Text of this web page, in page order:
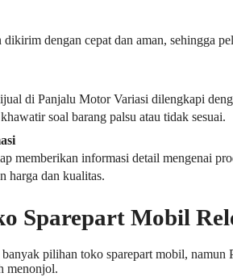
dikirim dengan cepat dan aman, sehingga
di Panjalu Motor Variasi dilengkapi
soal barang palsu atau tidak sesuai.
memberikan informasi detail mengenai
harga dan kualitas.
Sparepart Mobil
pilihan toko sparepart mobil, namun
menonjol.